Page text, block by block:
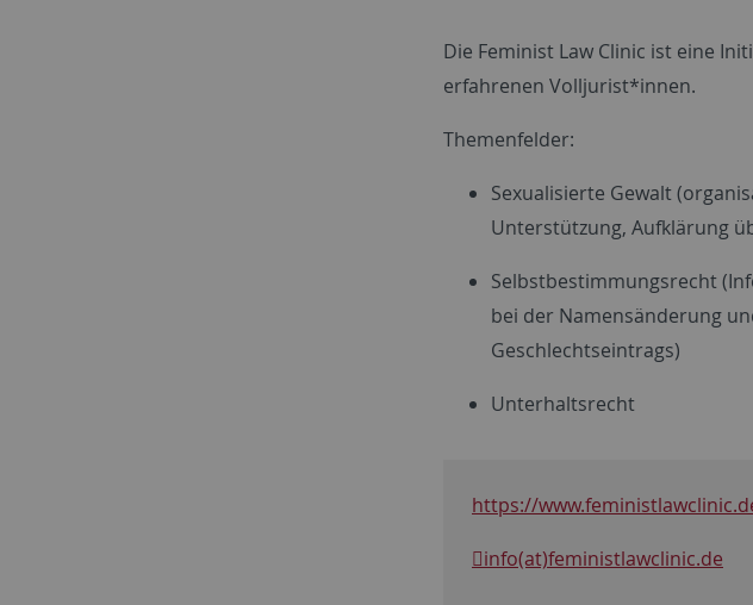
Die Feminist Law Clinic ist eine
erfahrenen Volljurist*innen.
Themenfelder:
Sexualisierte Gewalt
Unterstützung, Aufklärung
Selbstbestimmungsrecht
bei der Namensänderung
Geschlechtseintrags)
​Unterhaltsrecht
https://
info(at)feministlawclinic.de